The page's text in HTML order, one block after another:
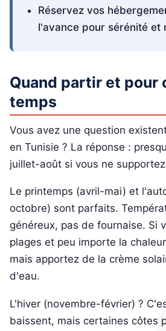
Réservez vos
l'avance pour sérénité et
Quand partir et pour
temps
Vous avez une question
en Tunisie ? La réponse :
juillet-août si vous ne
Le printemps (avril-mai) et
octobre) sont parfaits.
généreux, pas de fournaise. Si
plages et peu importe la
mais apportez de la crème
d'eau.
L'hiver (novembre-février) ?
baissent, mais certaines côtes